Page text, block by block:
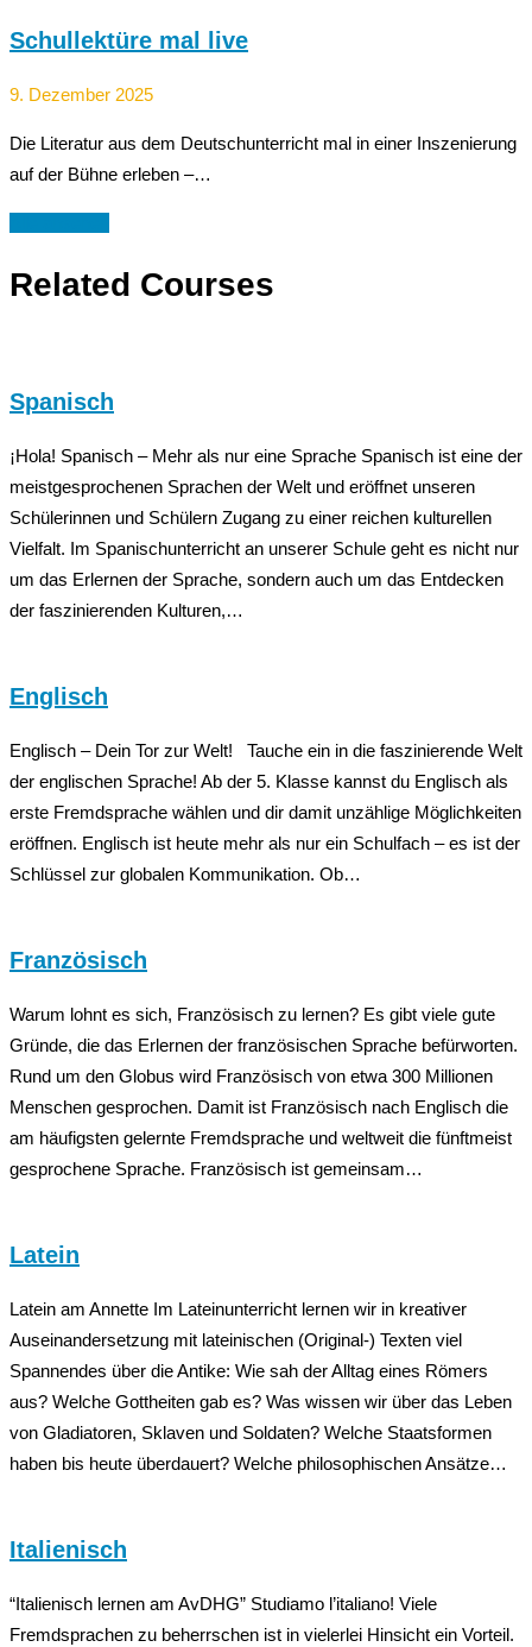
Schullektüre mal live
9. Dezember 2025
Die Literatur aus dem Deutschunterricht mal in einer Inszenierung
auf der Bühne erleben –…
Related Courses
Spanisch
¡Hola! Spanisch – Mehr als nur eine Sprache Spanisch ist eine der
meistgesprochenen Sprachen der Welt und eröffnet unseren
Schülerinnen und Schülern Zugang zu einer reichen kulturellen
Vielfalt. Im Spanischunterricht an unserer Schule geht es nicht nur
um das Erlernen der Sprache, sondern auch um das Entdecken
der faszinierenden Kulturen,…
Englisch
Englisch – Dein Tor zur Welt! Tauche ein in die faszinierende Welt
der englischen Sprache! Ab der 5. Klasse kannst du Englisch als
erste Fremdsprache wählen und dir damit unzählige Möglichkeiten
eröffnen. Englisch ist heute mehr als nur ein Schulfach – es ist der
Schlüssel zur globalen Kommunikation. Ob…
Französisch
Warum lohnt es sich, Französisch zu lernen? Es gibt viele gute
Gründe, die das Erlernen der französischen Sprache befürworten.
Rund um den Globus wird Französisch von etwa 300 Millionen
Menschen gesprochen. Damit ist Französisch nach Englisch die
am häufigsten gelernte Fremdsprache und weltweit die fünftmeist
gesprochene Sprache. Französisch ist gemeinsam…
Latein
Latein am Annette Im Lateinunterricht lernen wir in kreativer
Auseinandersetzung mit lateinischen (Original-) Texten viel
Spannendes über die Antike: Wie sah der Alltag eines Römers
aus? Welche Gottheiten gab es? Was wissen wir über das Leben
von Gladiatoren, Sklaven und Soldaten? Welche Staatsformen
haben bis heute überdauert? Welche philosophischen Ansätze…
Italienisch
“Italienisch lernen am AvDHG” Studiamo l’italiano! Viele
Fremdsprachen zu beherrschen ist in vielerlei Hinsicht ein Vorteil.